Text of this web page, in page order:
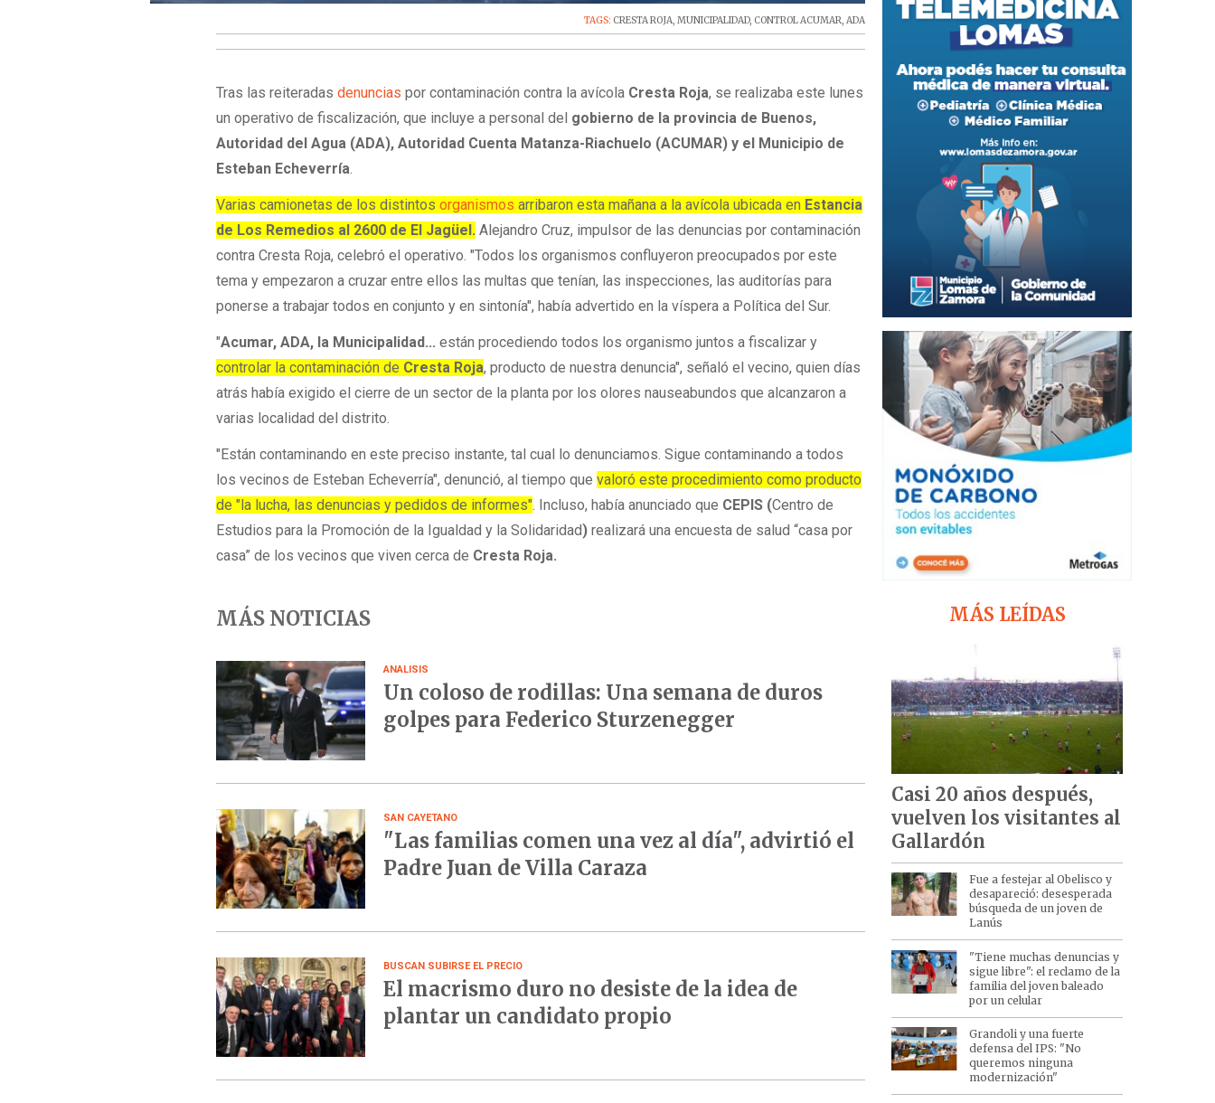
TAGS: CRESTA ROJA,MUNICIPALIDAD, CONTROL ACUMAR,ADA
Tras las reiteradasdenunciaspor contaminación contra la avícola Cresta Roja, se realizaba este lunes
un operativo de fiscalización, que incluye a personal del gobierno de la provincia de Buenos,
Autoridad del Agua (ADA), Autoridad Cuenta Matanza-Riachuelo (ACUMAR) y el Municipio de
Esteban Echeverría.
Varias camionetas de los distintosorganismosarribaron esta mañana a la avícola ubicada en Estancia
de Los Remedios al 2600 de El Jagüel. Alejandro Cruz, impulsor de las denuncias por contaminación
contra Cresta Roja, celebró el operativo. "Todos los organismos confluyeron preocupados por este
tema y empezaron a cruzar entre ellos las multas que tenían, las inspecciones, las auditorías para
ponerse a trabajar todos en conjunto y en sintonía", había advertido en la víspera a Política del Sur.
"Acumar, ADA, la Municipalidad... están procediendo todos los organismo juntos a fiscalizar y
controlar la contaminación de Cresta Roja, producto de nuestra denuncia", señaló el vecino, quien días
atrás había exigido el cierre de un sector de la planta por los olores nauseabundos que alcanzaron a
varias localidad del distrito.
"Están contaminando en este preciso instante, tal cual lo denunciamos. Sigue contaminando a todos
los vecinos de Esteban Echeverría", denunció, al tiempo quevaloró este procedimiento como producto
de "la lucha, las denuncias y pedidos de informes". Incluso, había anunciado que CEPIS (Centro de
Estudios para la Promoción de la Igualdad y la Solidaridad)realizará una encuesta de salud “casa por
casa” de los vecinos que viven cerca de Cresta Roja.
MÁS NOTICIAS
ANALISIS
Un coloso de rodillas: Una semana de duros
golpes para Federico Sturzenegger
SAN CAYETANO
"Las familias comen una vez al día", advirtió el
Padre Juan de Villa Caraza
BUSCAN SUBIRSE EL PRECIO
El macrismo duro no desiste de la idea de
plantar un candidato propio
MÁS LEÍDAS
Casi 20 años después,
vuelven los visitantes al
Gallardón
Fue a festejar al Obelisco y
desapareció: desesperada
búsqueda de un joven de
Lanús
"Tiene muchas denuncias y
sigue libre": el reclamo de la
familia del joven baleado
por un celular
Grandoli y una fuerte
defensa del IPS: "No
queremos ninguna
modernización"